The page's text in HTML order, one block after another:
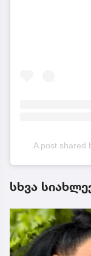
A post shared
სხვა